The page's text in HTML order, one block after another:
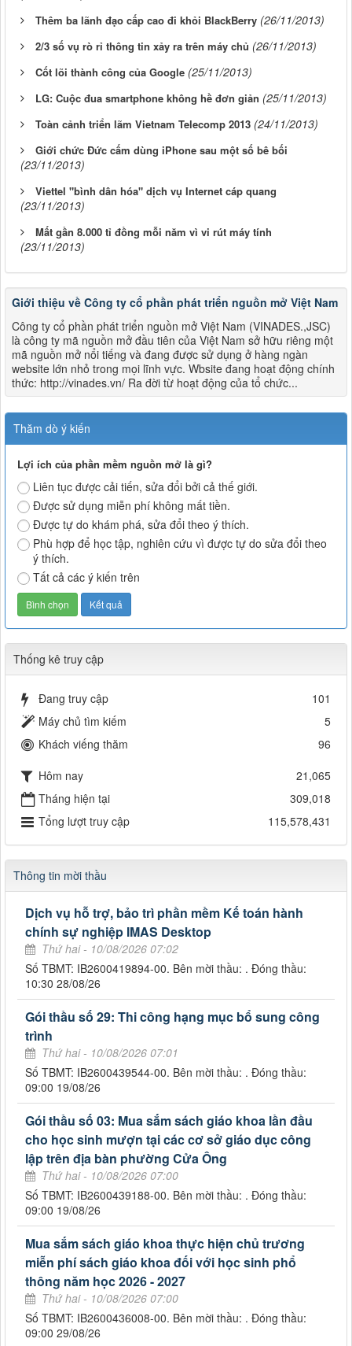
Thêm ba lãnh đạo cấp cao đi khỏi BlackBerry (26/11/2013)
2/3 số vụ rò rỉ thông tin xảy ra trên máy chủ (26/11/2013)
Cốt lõi thành công của Google (25/11/2013)
LG: Cuộc đua smartphone không hề đơn giản (25/11/2013)
Toàn cảnh triển lãm Vietnam Telecomp 2013 (24/11/2013)
Giới chức Đức cấm dùng iPhone sau một số bê bối
(23/11/2013)
Viettel "bình dân hóa" dịch vụ Internet cáp quang
(23/11/2013)
Mất gần 8.000 tỉ đồng mỗi năm vì vi rút máy tính
(23/11/2013)
Giới thiệu về Công ty cổ phần phát triển nguồn mở Việt Nam
Công ty cổ phần phát triển nguồn mở Việt Nam (VINADES.,JSC)
là công ty mã nguồn mở đầu tiên của Việt Nam sở hữu riêng một
mã nguồn mở nổi tiếng và đang được sử dụng ở hàng ngàn
website lớn nhỏ trong mọi lĩnh vực. Wbsite đang hoạt động chính
thức: http://vinades.vn/ Ra đời từ hoạt động của tổ chức...
Thăm dò ý kiến
Lợi ích của phần mềm nguồn mở là gì?
Liên tục được cải tiến, sửa đổi bởi cả thế giới.
Được sử dụng miễn phí không mất tiền.
Được tự do khám phá, sửa đổi theo ý thích.
Phù hợp để học tập, nghiên cứu vì được tự do sửa đổi theo
ý thích.
Tất cả các ý kiến trên
Thống kê truy cập
Đang truy cập
101
Máy chủ tìm kiếm
5
Khách viếng thăm
96
Hôm nay
21,065
Tháng hiện tại
309,018
Tổng lượt truy cập
115,578,431
Thông tin mời thầu
Dịch vụ hỗ trợ, bảo trì phần mềm Kế toán hành
chính sự nghiệp IMAS Desktop
Thứ hai - 10/08/2026 07:02
Số TBMT: IB2600419894-00. Bên mời thầu: . Đóng thầu:
10:30 28/08/26
Gói thầu số 29: Thi công hạng mục bổ sung công
trình
Thứ hai - 10/08/2026 07:01
Số TBMT: IB2600439544-00. Bên mời thầu: . Đóng thầu:
09:00 19/08/26
Gói thầu số 03: Mua sắm sách giáo khoa lần đầu
cho học sinh mượn tại các cơ sở giáo dục công
lập trên địa bàn phường Cửa Ông
Thứ hai - 10/08/2026 07:00
Số TBMT: IB2600439188-00. Bên mời thầu: . Đóng thầu:
09:00 19/08/26
Mua sắm sách giáo khoa thực hiện chủ trương
miễn phí sách giáo khoa đối với học sinh phổ
thông năm học 2026 - 2027
Thứ hai - 10/08/2026 07:00
Số TBMT: IB2600436008-00. Bên mời thầu: . Đóng thầu:
09:00 29/08/26